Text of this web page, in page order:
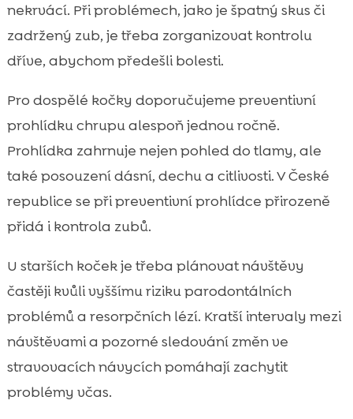
nekrvácí. Při problémech, jako je špatný skus či
zadržený zub, je třeba zorganizovat kontrolu
dříve, abychom předešli bolesti.
Pro dospělé kočky doporučujeme preventivní
prohlídku chrupu alespoň jednou ročně.
Prohlídka zahrnuje nejen pohled do tlamy, ale
také posouzení dásní, dechu a citlivosti. V České
republice se při preventivní prohlídce přirozeně
přidá i kontrola zubů.
U starších koček je třeba plánovat návštěvy
častěji kvůli vyššímu riziku parodontálních
problémů a resorpčních lézí. Kratší intervaly mezi
návštěvami a pozorné sledování změn ve
stravovacích návycích pomáhají zachytit
problémy včas.